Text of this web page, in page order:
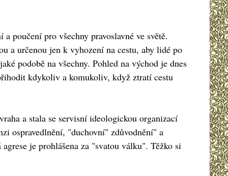
poučení pro všechny pravoslavné ve světě.
a určenou jen k vyhození na cestu, aby lidé po
podobě na všechny. Pohled na východ je dnes
kdykoliv a komukoliv, když ztratí cestu
a stala se servisní ideologickou organizací
ospravedlnění, "duchovní" zdůvodnění" a
je prohlášena za "svatou válku". Těžko si